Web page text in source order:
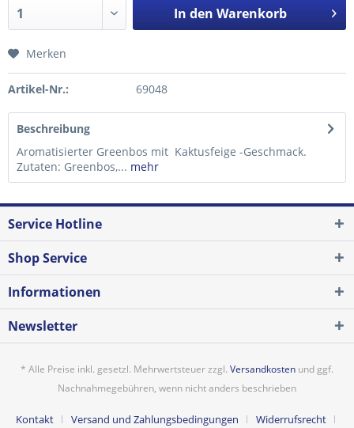
In den Warenkorb
Merken
Artikel-Nr.: 69048
Beschreibung
Aromatisierter Greenbos mit Kaktusfeige -Geschmack.
Zutaten: Greenbos,... mehr
Service Hotline
Shop Service
Informationen
Newsletter
* Alle Preise inkl. gesetzl. Mehrwertsteuer zzgl. Versandkosten und ggf.
Nachnahmegebühren, wenn nicht anders beschrieben
Kontakt Versand und Zahlungsbedingungen Widerrufsrecht